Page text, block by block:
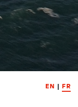
EN | FR